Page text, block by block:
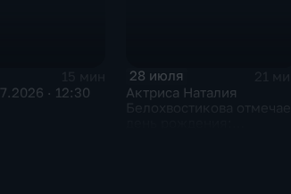
· 12:30
28 июля
Актриса Наталия
Белохвостикова отмечает